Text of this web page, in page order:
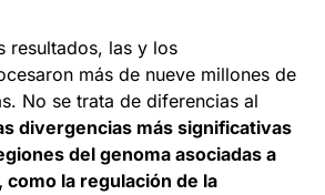
resultados, las y los
más de nueve millones de
No se trata de diferencias al
divergencias más significativas
del genoma asociadas a
la regulación de la